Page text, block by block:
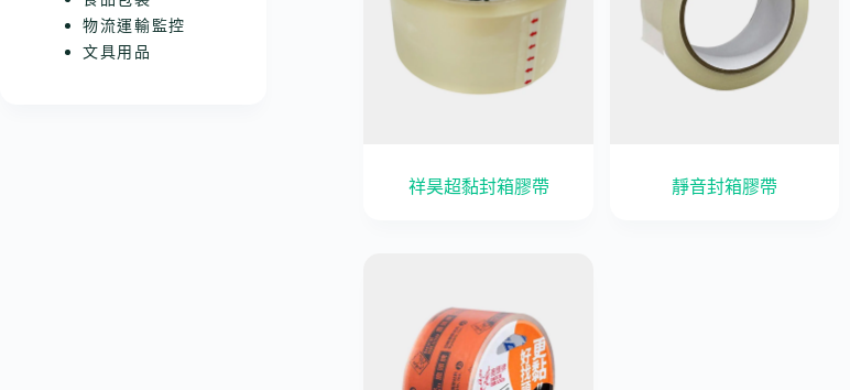
祥昊超黏封箱膠帶 靜音封箱膠帶
物流運輸監控
文具用品